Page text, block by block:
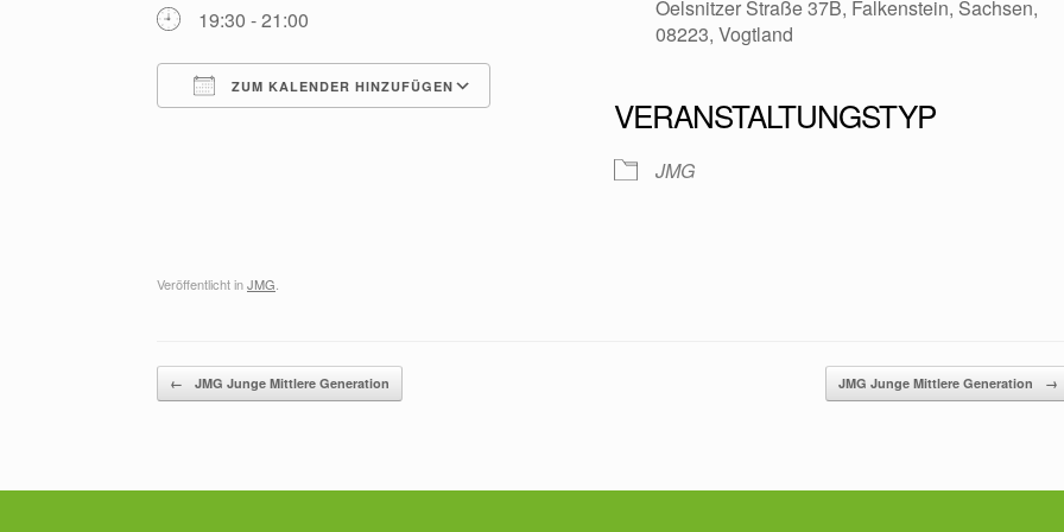
19:30 - 21:00
ZUM KALENDER HINZUFÜGEN
Google Kalender iCalendar
Oelsnitzer Straße 37B, Falkenstein, Sachsen,
08223, Vogtland
VERANSTALTUNGSTYP
JMG
Veröffentlicht inJMG.
Beitragsnavigation
← JMG Junge Mittlere Generation JMG Junge Mittlere Generation →